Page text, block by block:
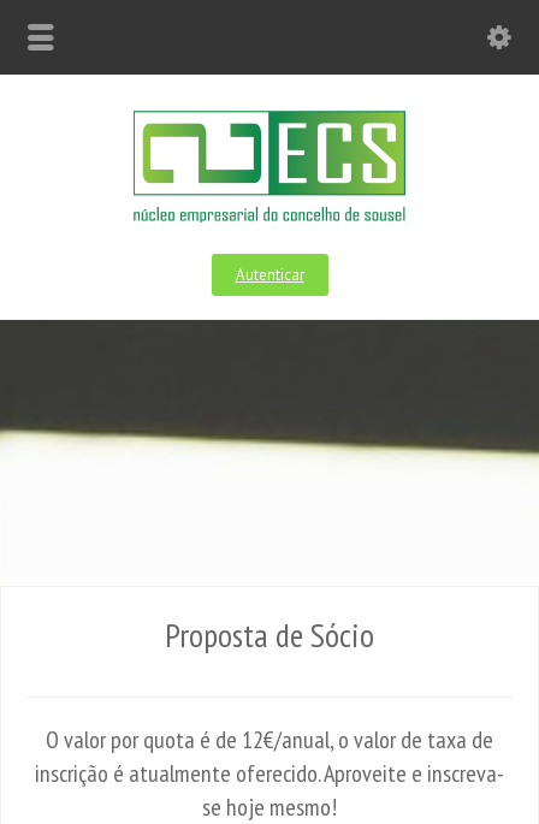
Autenticar
Proposta de Sócio
O valor por quota é de 12€/anual, o valor de taxa de
inscrição é atualmente oferecido. Aproveite e inscreva-
se hoje mesmo!